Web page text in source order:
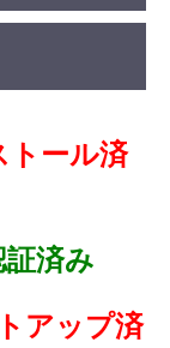
トール済
済み
アップ済